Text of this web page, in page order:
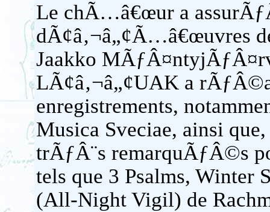
Le chÃ…â€œur a
dÃ¢â‚¬â„¢Ã…â€œuvres
Jaakko
LÃ¢â‚¬â„¢UAK a
enregistrements,
Musica Sveciae, ainsi
trÃƒÂ¨s remarquÃƒÂ©s
tels que 3 Psalms, Winter
(All-Night Vigil) de